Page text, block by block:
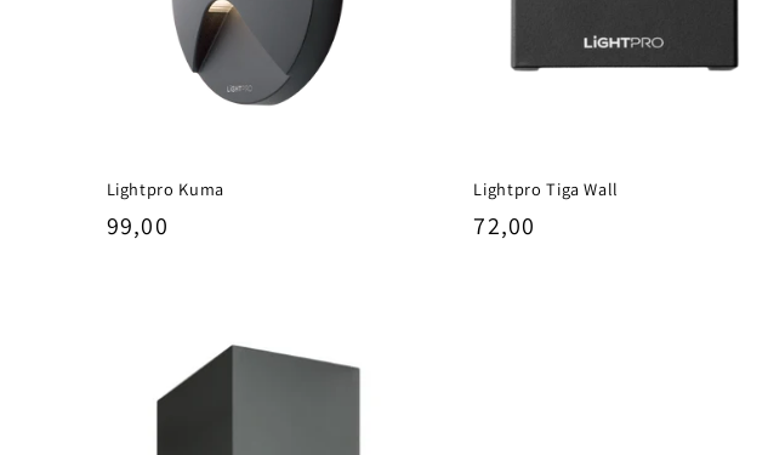
Lightpro Kuma
Normale
99,00
Lightpro Tiga Wall
Normale
72,00